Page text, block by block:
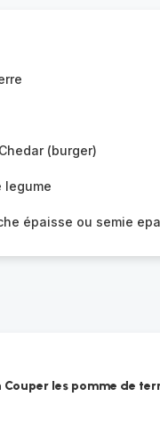
(burger)
legume
épaisse ou semie
les pomme de